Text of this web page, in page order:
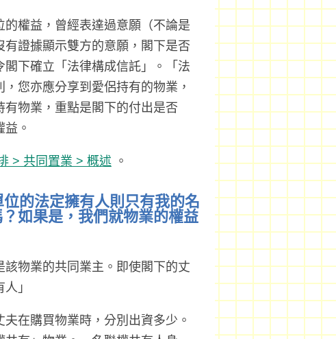
權益，曾經表達過意願（不論是
證據顯示雙方的意願，閣下是否
下確立「法律構成信託」。「法
您亦應分享到愛侶持有的物業，
物業，重點是閣下的付出是否
。
> 共同置業 > 概述。
的法定擁有人則只有我的名
如果是，我們就物業的權益
物業的共同業主。即使閣下的丈
」
在購買物業時，分別出資多少。